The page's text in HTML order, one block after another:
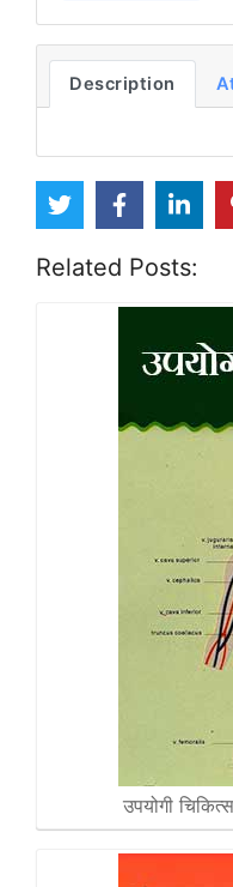
Description
Related Posts:
उपयोगी